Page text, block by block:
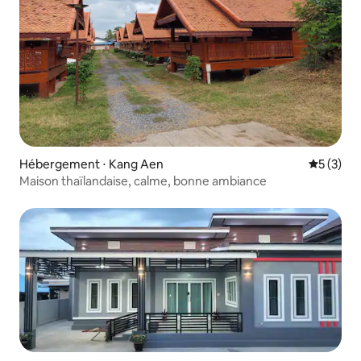
Hébergement ⋅ Kang Aen
5 (3)
Maison thaïlandaise, calme, bonne ambiance